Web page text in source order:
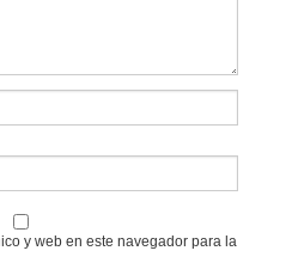
y web en este navegador para la